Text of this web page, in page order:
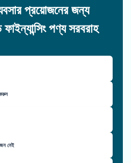
প্রয়োজনের জন্য
পণ্য সরবরাহ
নেই